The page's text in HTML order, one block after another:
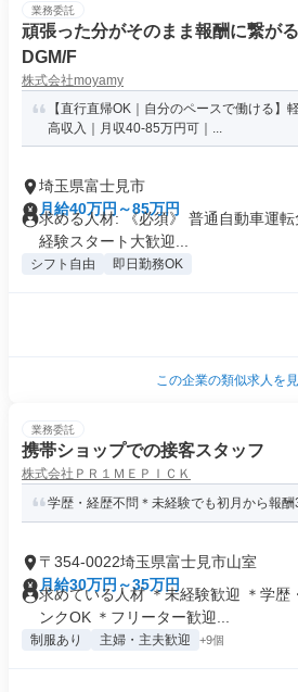
業務委託
頑張った分がそのまま報酬に繋が
DGM/F
株式会社moyamy
【直行直帰OK｜自分のペースで働ける】
高収入｜月収40-85万円可｜...
埼玉県富士見市
月給40万円～85万円
求める人材: 《必須》 普通自動車運
経験スタート大歓迎...
シフト自由 即日勤務OK
この企業の類似求人を
業務委託
携帯ショップでの接客スタッフ
株式会社ＰＲ１ＭＥＰＩＣＫ
学歴・経歴不問＊未経験でも初月から報
〒354-0022埼玉県富士見市山室
月給30万円～35万円
求めている人材 ＊未経験歓迎 ＊学歴
ンクOK ＊フリーター歓迎...
制服あり 主婦・主夫歓迎 +9個